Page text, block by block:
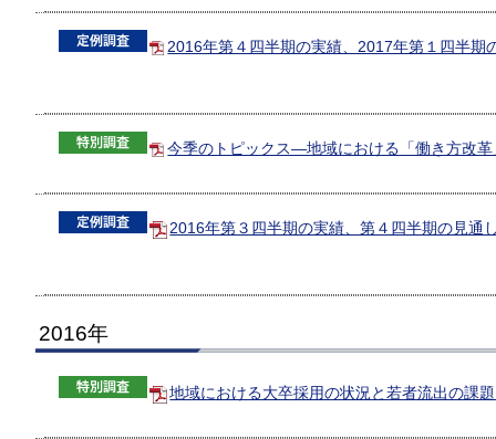
2016年第４四半期の実績、2017年第１四半期
今季のトピックス―地域における「働き方改
2016年第３四半期の実績、第４四半期の見通
2016年
地域における大卒採用の状況と若者流出の課